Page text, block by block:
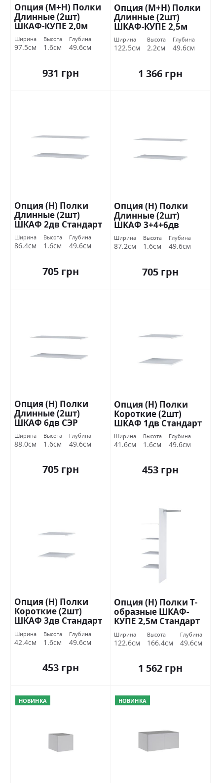
Опция (М+Н) Полки
Длинные (2шт)
ШКАФ-КУПЕ 2,0м
Стандарт
Ширина
97.5см
Высота
1.6см
Глубина
49.6см
931 грн
Опция (М+Н) Полки
Длинные (2шт)
ШКАФ-КУПЕ 2,5м
Стандарт
Ширина
122.5см
Высота
2.2см
Глубина
49.6см
1 366 грн
Опция (Н) Полки
Длинные (2шт)
ШКАФ 2дв Стандарт
Ширина
86.4см
Высота
1.6см
Глубина
49.6см
705 грн
Опция (Н) Полки
Длинные (2шт)
ШКАФ 3+4+6дв
Стандарт
Ширина
87.2см
Высота
1.6см
Глубина
49.6см
705 грн
Опция (Н) Полки
Длинные (2шт)
ШКАФ 6дв СЭР
ОТСОК Стандарт
Ширина
88.0см
Высота
1.6см
Глубина
49.6см
705 грн
Опция (Н) Полки
Короткие (2шт)
ШКАФ 1дв Стандарт
Ширина
41.6см
Высота
1.6см
Глубина
49.6см
453 грн
Опция (Н) Полки
Короткие (2шт)
ШКАФ 3дв Стандарт
Ширина
42.4см
Высота
1.6см
Глубина
49.6см
453 грн
Опция (Н) Полки Т-
образные ШКАФ-
КУПЕ 2,5м Стандарт
Ширина
122.6см
Высота
166.4см
Глубина
49.6см
1 562 грн
НОВИНКА НОВИНКА